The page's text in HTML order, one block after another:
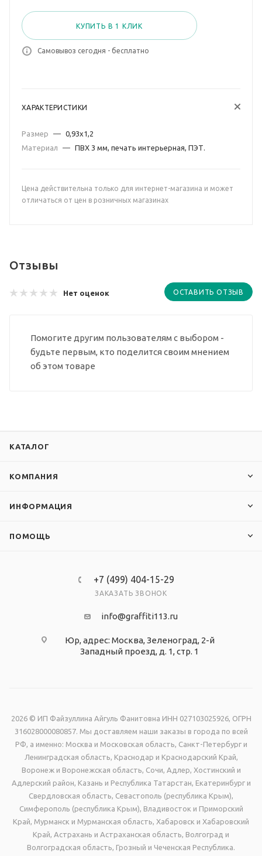
КУПИТЬ В 1 КЛИК
Самовывоз сегодня - бесплатно
ХАРАКТЕРИСТИКИ
Размер — 0,93х1,2
Материал
— ПВХ 3 мм, печать интерьерная, ПЭТ.
Цена действительна только для интернет-магазина и может
отличаться от цен в розничных магазинах
Отзывы
Нет оценок ОСТАВИТЬ ОТЗЫВ
Помогите другим пользователям с выбором -
будьте первым, кто поделится своим мнением
об этом товаре
КАТАЛОГ
КОМПАНИЯ
ИНФОРМАЦИЯ
ПОМОЩЬ
+7 (499) 404-15-29
ЗАКАЗАТЬ ЗВОНОК
info@graffiti113.ru
Юр, адрес: Москва, Зеленоград, 2-й
Западный проезд, д. 1, стр. 1
2026 © ИП Файзуллина Айгуль Фанитовна ИНН 027103025926, ОГРН
316028000080857. Мы доставляем наши заказы в города по всей
РФ, а именно: Москва и Московская область, Санкт-Петербург и
Ленинградская область, Краснодар и Краснодарский Край,
Воронеж и Воронежская область, Сочи, Адлер, Хостинский и
Адлерский район, Казань и Республика Татарстан, Екатеринбург и
Свердловская область, Севастополь (республика Крым),
Симферополь (республика Крым), Владивосток и Приморский
Край, Мурманск и Мурманская область, Хабаровск и Хабаровский
Край, Астрахань и Астраханская область, Волгоград и
Волгоградская область, Грозный и Чеченская Республика.